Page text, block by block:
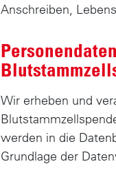
Anschreiben,
Wir erheben und
werden in die
Grundlage der